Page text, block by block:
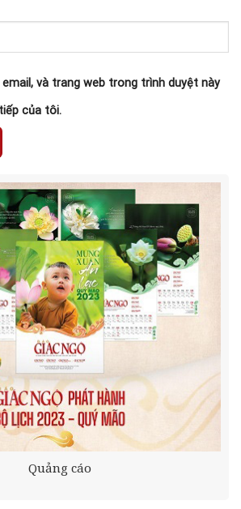
và trang web trong trình duyệt này
của tôi.
Quảng cáo